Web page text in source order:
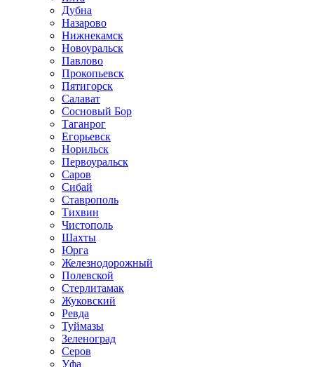
Дубна
Назарово
Нижнекамск
Новоуральск
Павлово
Прокопьевск
Пятигорск
Салават
Сосновый Бор
Таганрог
Егорьевск
Норильск
Первоуральск
Саров
Сибай
Ставрополь
Тихвин
Чистополь
Шахты
Юрга
Железнодорожный
Полевской
Стерлитамак
Жуковский
Ревда
Туймазы
Зеленоград
Серов
Уфа